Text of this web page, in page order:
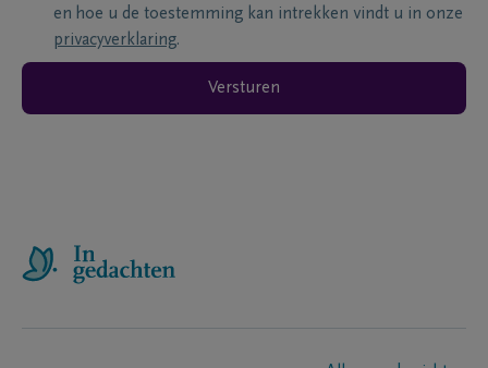
en hoe u de toestemming kan intrekken vindt u in onze
privacyverklaring.
Versturen